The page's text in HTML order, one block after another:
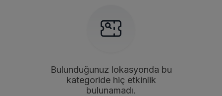
Bulunduğunuz lokasyonda bu
kategoride hiç etkinlik
bulunamadı.